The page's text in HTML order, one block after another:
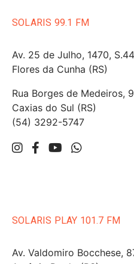
SOLARIS 99.1 FM
Av. 25 de Julho, 1470, S.44
Flores da Cunha (RS)
Rua Borges de Medeiros,
Caxias do Sul (RS)
(54) 3292-5747
SOLARIS PLAY 101.7 FM
Av. Valdomiro Bocchese,